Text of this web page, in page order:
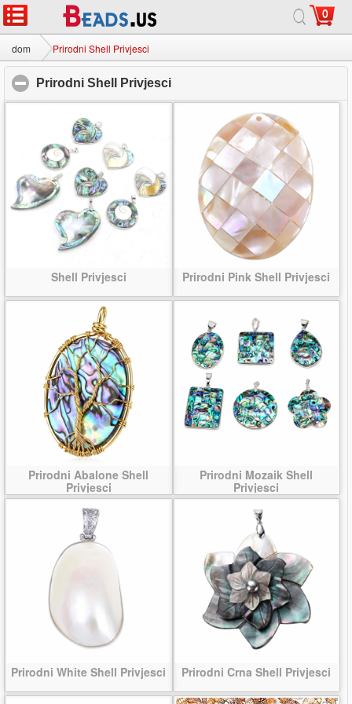
0
dom Prirodni Shell Privjesci
Prirodni Shell Privjesci
Shell Privjesci Prirodni Pink Shell Privjesci
Prirodni Abalone Shell
Privjesci
Prirodni Mozaik Shell
Privjesci
Prirodni White Shell Privjesci Prirodni Crna Shell Privjesci
dom|o | Kontaktirajte nas
© 2026 Mliječni put Nakit doo Sva prava pridržana.